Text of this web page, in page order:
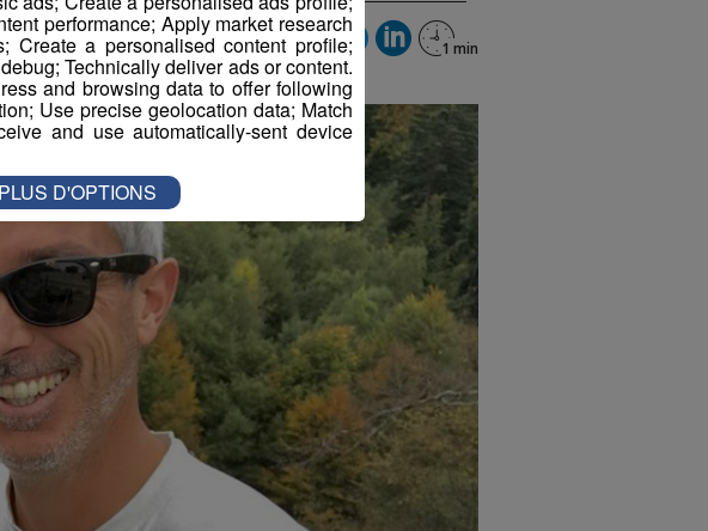
performance; Apply market research
Create a personalised content profile;
Technically deliver ads or content.
and browsing data to offer following
Use precise geolocation data; Match
and use automatically-sent device
PLUS D'OPTIONS